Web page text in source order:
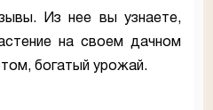
Из нее вы узнаете,
на своем дачном
богатый урожай.